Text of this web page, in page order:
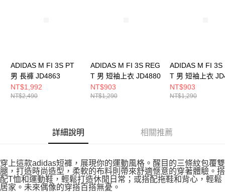
ADIDAS M FI 3S PT
男 長褲 JD4863
NT$1,992
NT$2,490
ADIDAS M FI 3S REG
T 男 短袖上衣 JD4880
NT$903
NT$1,290
ADIDAS M FI 3S
T 男 短袖上衣
NT$903
NT$1,290
詳細說明 相關推薦
穿上這款adidas短褲，展現你的運動風格。醒目的三條紋包覆雙
腿，打造時尚造型，柔軟的布料則帶來舒適愜意的穿著體驗。搭
配T恤和運動鞋，輕鬆打造休閒日常；或搭配拖鞋和背心，輕鬆
居家。未來偶像的穿搭百搭無憂。